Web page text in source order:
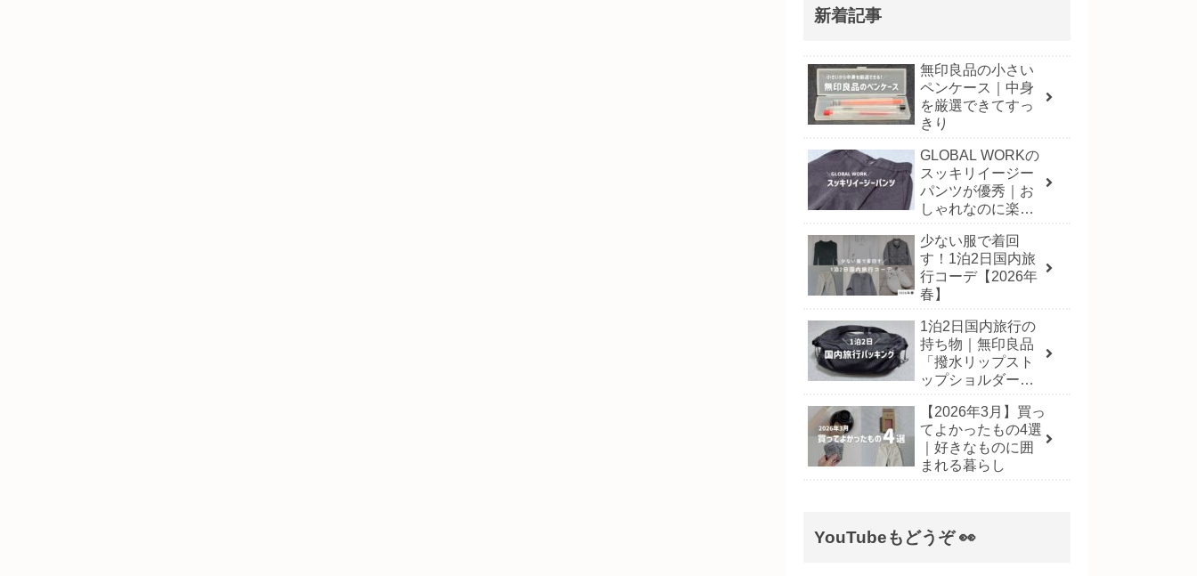
新着記事
無印良品の小さい
ペンケース｜中身
を厳選できてすっ
きり
GLOBAL WORKの
スッキリイージー
パンツが優秀｜お
しゃれなのに楽に
少ない服で着回
す！1泊2日国内旅
行コーデ【2026年
春】
1泊2日国内旅行の
持ち物｜無印良品
「撥水リップスト
ップショルダーバ
グ！【2026年3月】
【2026年3月】買っ
てよかったもの4選
｜好きなものに囲
まれる暮らし
YouTubeもどうぞ 👀